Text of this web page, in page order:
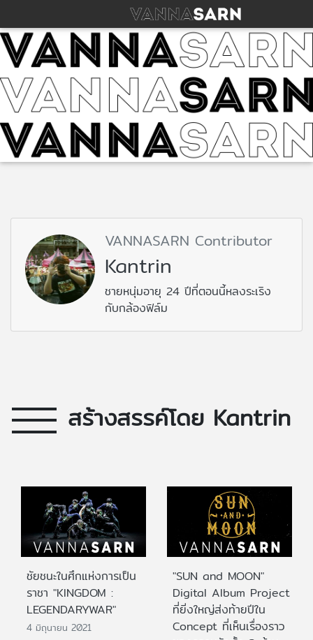
VANNASARN Contributor
Kantrin
ชายหนุ่มอายุ 24 ปีที่ตอนนี้หลงระเริง
กับกล้องฟิล์ม
สร้างสรรค์โดย Kantrin
ชัยชนะในศึกแห่งการเป็น
ราชา "KINGDOM :
LEGENDARYWAR"
4 มิถุนายน 2021
"SUN and MOON"
Digital Album Project
ที่ยิ่งใหญ่ส่งท้ายปีใน
Concept ที่เห็นเรื่องราว